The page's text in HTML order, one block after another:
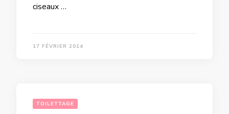
ciseaux …
17 FÉVRIER 2014
TOILETTAGE